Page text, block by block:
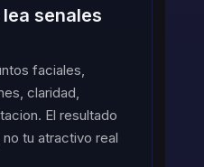
senales
faciales,
claridad,
El resultado
tu atractivo real